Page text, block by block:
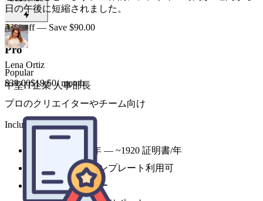
50% off — Save $90.00
Pro
Popular
$39.00$19.50/ month
プロのクリエイターやチーム向け
Includes
9,600 credits 年 — ~1920 証明書/年
全スタイルテンプレート利用可
優先生成キュー
月に200件以上の研修修了証を発行しています。Certificate
Maker導入前はCanvaで何時間も費やしていました。今は一
括生成できます。バッチ機能だけで乗り換えた甲斐がありま